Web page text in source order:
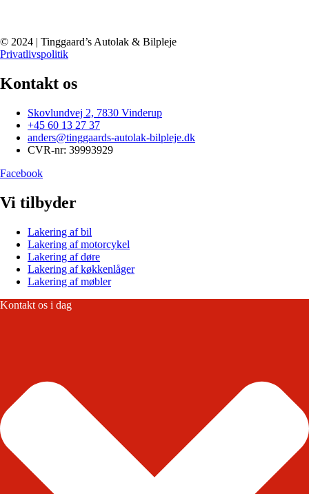
© 2024 | Tinggaard’s Autolak & Bilpleje
Privatlivspolitik
Kontakt os
Skovlundvej 2, 7830 Vinderup
+45 60 13 27 37
anders@tinggaards-autolak-bilpleje.dk
CVR-nr: 39993929
Facebook
Vi tilbyder
Lakering af bil
Lakering af motorcykel
Lakering af døre
Lakering af køkkenlåger
Lakering af møbler
Kontakt os i dag